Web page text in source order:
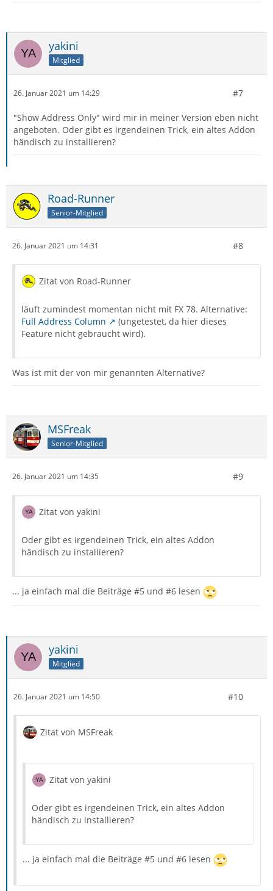
yakini
Mitglied
26. Januar 2021 um 14:29 #7
"Show Address Only" wird mir in meiner Version eben nicht
angeboten. Oder gibt es irgendeinen Trick, ein altes Addon
händisch zu installieren?
Road-Runner
Senior-Mitglied
26. Januar 2021 um 14:31 #8
Zitat von Road-Runner
läuft zumindest momentan nicht mit FX 78. Alternative:
Full Address Column
(ungetestet, da hier dieses
Feature nicht gebraucht wird).
Was ist mit der von mir genannten Alternative?
MSFreak
Senior-Mitglied
26. Januar 2021 um 14:35 #9
Zitat von yakini
Oder gibt es irgendeinen Trick, ein altes Addon
händisch zu installieren?
... ja einfach mal die Beiträge #5 und #6 lesen
yakini
Mitglied
26. Januar 2021 um 14:50 #10
Zitat von MSFreak
Zitat von yakini
Oder gibt es irgendeinen Trick, ein altes Addon
händisch zu installieren?
... ja einfach mal die Beiträge #5 und #6 lesen